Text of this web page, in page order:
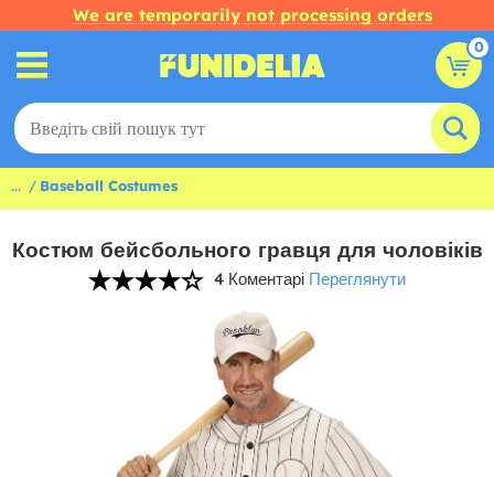
We are temporarily not processing orders
0
... Baseball Costumes
Костюм бейсбольного гравця для чоловіків
4 Коментарі Переглянути